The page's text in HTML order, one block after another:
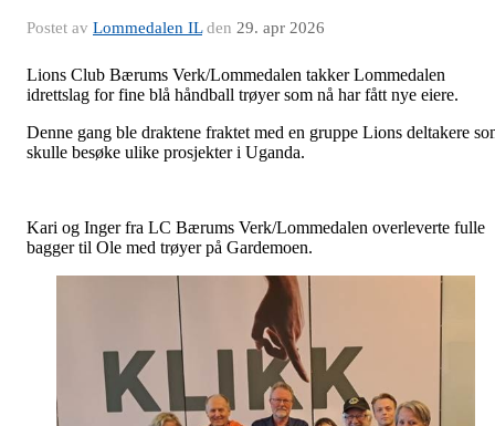
Postet av Lommedalen ILden 29. apr 2026
Lions Club Bærums Verk/Lommedalen takker Lommedalen
idrettslag for fine blå håndball trøyer som nå har fått nye eiere.
Denne gang ble draktene fraktet med en gruppe Lions deltakere
skulle besøke ulike prosjekter i Uganda.
Kari og Inger fra LC Bærums Verk/Lommedalen overleverte fulle
bagger til Ole med trøyer på Gardemoen.